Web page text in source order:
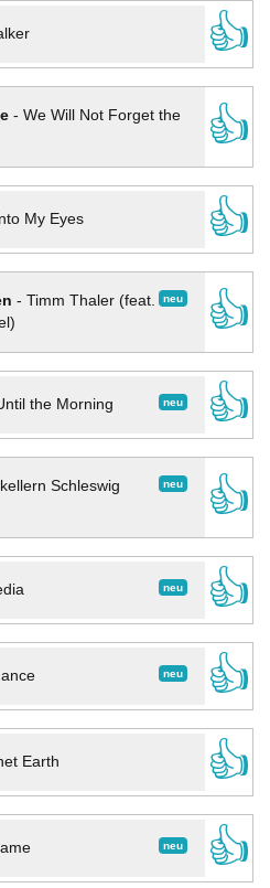
👍
- We Will Not Forget the
👍
My Eyes
👍
neu
- Timm Thaler (feat.
👍
neu
the Morning
👍
neu
Schleswig
👍
neu
👍
neu
👍
Earth
👍
neu
👍